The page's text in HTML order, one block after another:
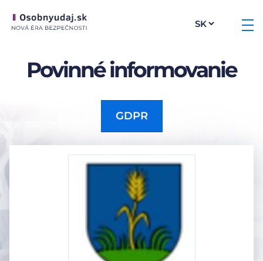
Povinné informovanie
GDPR